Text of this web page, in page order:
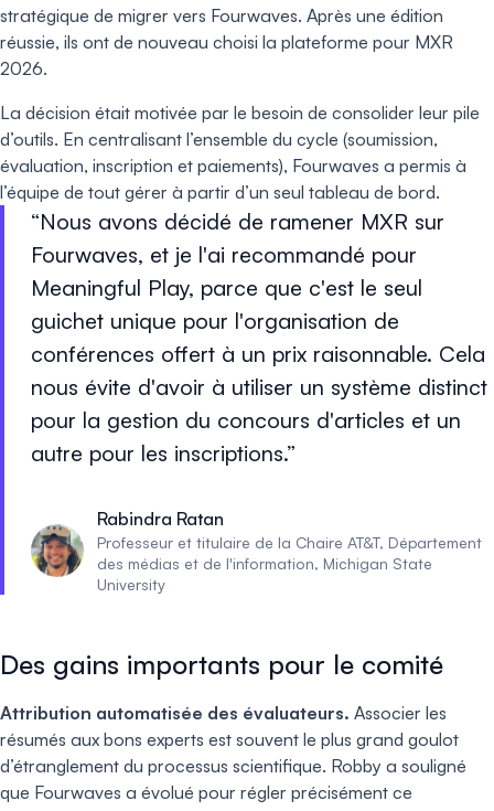
stratégique de migrer vers Fourwaves. Après une édition
réussie, ils ont de nouveau choisi la plateforme pour MXR
2026.
La décision était motivée par le besoin de consolider leur pile
d’outils. En centralisant l’ensemble du cycle (soumission,
évaluation, inscription et paiements), Fourwaves a permis à
l’équipe de tout gérer à partir d’un seul tableau de bord.
Nous avons décidé de ramener MXR sur
Fourwaves, et je l'ai recommandé pour
Meaningful Play, parce que c'est le seul
guichet unique pour l'organisation de
conférences offert à un prix raisonnable. Cela
nous évite d'avoir à utiliser un système distinct
pour la gestion du concours d'articles et un
autre pour les inscriptions.
Rabindra Ratan
Professeur et titulaire de la Chaire AT&T, Département
des médias et de l'information, Michigan State
University
Des gains importants pour le comité
Attribution automatisée des évaluateurs. Associer les
résumés aux bons experts est souvent le plus grand goulot
d’étranglement du processus scientifique. Robby a souligné
que Fourwaves a évolué pour régler précisément ce